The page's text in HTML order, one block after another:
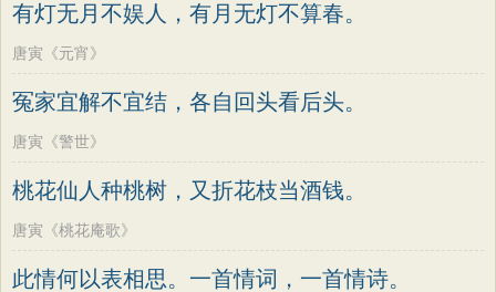
有灯无月不娱人，有月无灯不算春。
唐寅《元宵》
冤家宜解不宜结，各自回头看后头。
唐寅《警世》
桃花仙人种桃树，又折花枝当酒钱。
唐寅《桃花庵歌》
此情何以表相思。一首情词，一首情诗。